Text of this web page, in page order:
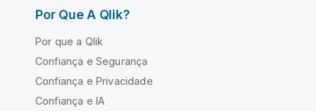
Por Que A Qlik?
Por que a Qlik
Confiança e Segurança
Confiança e Privacidade
Confiança e IA